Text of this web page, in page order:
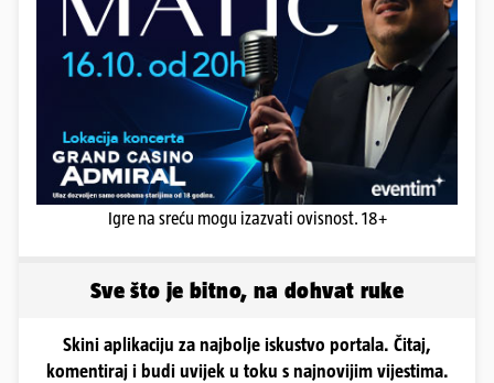
Igre na sreću mogu izazvati ovisnost. 18+
Sve što je bitno, na dohvat ruke
Skini aplikaciju za najbolje iskustvo portala. Čitaj,
komentiraj i budi uvijek u toku s najnovijim vijestima.